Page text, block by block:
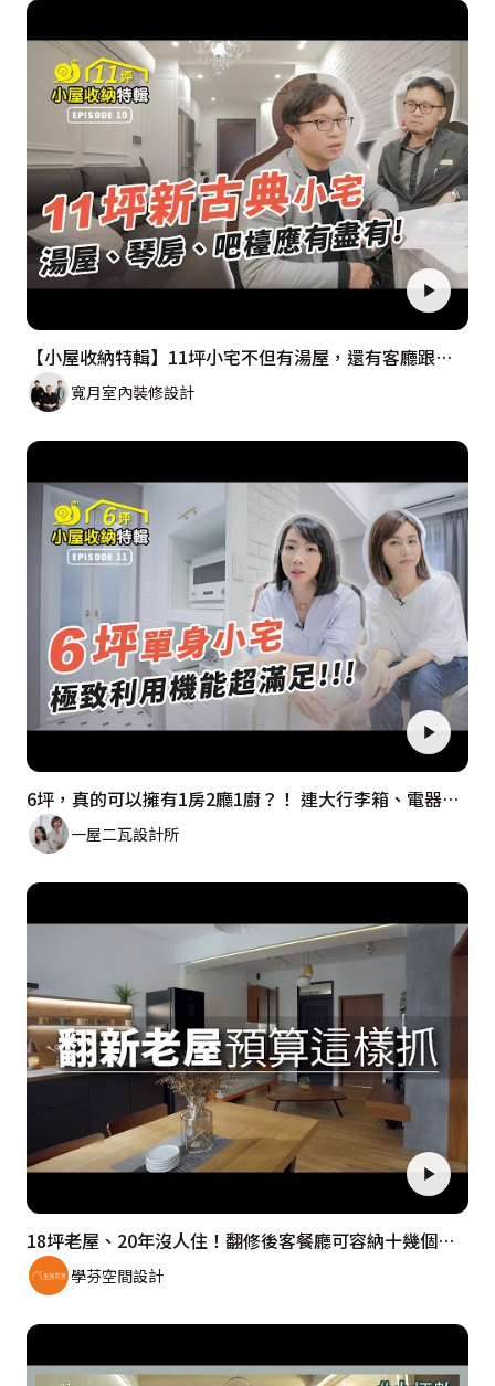
【小屋收納特輯】11坪小宅不但有湯屋，還有客廳跟餐廳，最神奇的是居然放得下鋼琴！！？
寬月室內裝修設計
6坪，真的可以擁有1房2廳1廚？！ 連大行李箱、電器、餐桌、梳妝桌通通塞得下！
一屋二瓦設計所
18坪老屋、20年沒人住！翻修後客餐廳可容納十幾個人！費用該怎麼抓？
學芬空間設計